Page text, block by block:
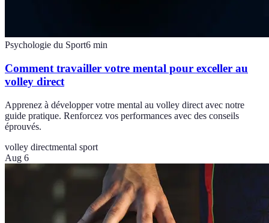
Psychologie du Sport6 min
Comment travailler votre mental pour exceller au
volley direct
Apprenez à développer votre mental au volley direct avec notre
guide pratique. Renforcez vos performances avec des conseils
éprouvés.
volley directmental sport
Aug 6